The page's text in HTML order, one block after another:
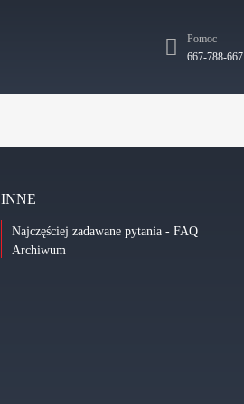
Pomoc
667-788-667
INNE
Najczęściej zadawane pytania - FAQ
Archiwum